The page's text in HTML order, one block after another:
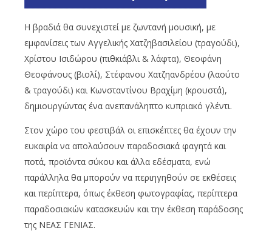
Η βραδιά θα συνεχιστεί με ζωντανή μουσική, με
εμφανίσεις των Αγγελικής Χατζηβασιλείου (τραγούδι),
Χρίστου Ισιδώρου (πιθκιάβλι & λάφτα), Θεοφάνη
Θεοφάνους (βιολί), Στέφανου Χατζηανδρέου (λαούτο
& τραγούδι) και Κωνσταντίνου Βραχίμη (κρουστά),
δημιουργώντας ένα ανεπανάληπτο κυπριακό γλέντι.
Στον χώρο του φεστιβάλ οι επισκέπτες θα έχουν την
ευκαιρία να απολαύσουν παραδοσιακά φαγητά και
ποτά, προϊόντα σύκου και άλλα εδέσματα, ενώ
παράλληλα θα μπορούν να περιηγηθούν σε εκθέσεις
και περίπτερα, όπως έκθεση φωτογραφίας, περίπτερα
παραδοσιακών κατασκευών και την έκθεση παράδοσης
της ΝΕΑΣ ΓΕΝΙΑΣ.